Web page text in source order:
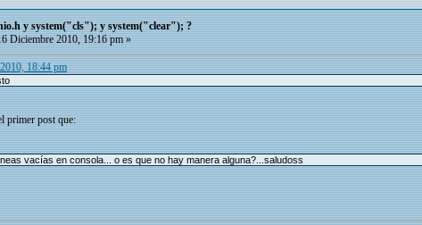
y system("cls"); y system("clear"); ?
Diciembre 2010, 19:16 pm »
18:44 pm
primer post que:
vacías en consola... o es que no hay manera alguna?...saludoss